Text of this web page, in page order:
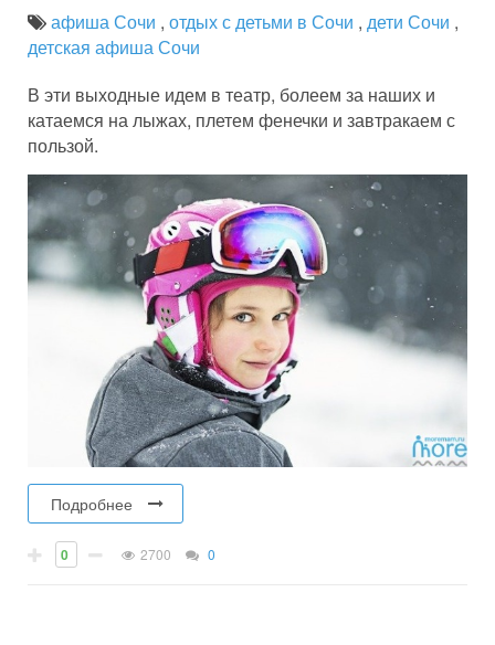
афиша Сочи , отдых с детьми в Сочи , дети Сочи ,
детская афиша Сочи
В эти выходные идем в театр, болеем за наших и
катаемся на лыжах, плетем фенечки и завтракаем с
пользой.
Подробнее
0 2700 0